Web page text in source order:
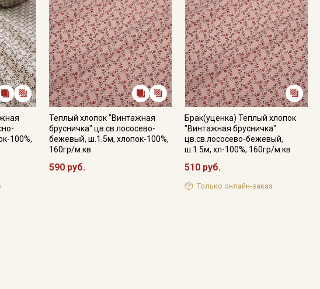
100%,
Теплый хлопок "Винтажная
брусничка" цв.св.лососево-
бежевый, ш.1.5м, хлопок-100%,
160гр/м.кв
590 руб.
Брак(уценка) Теплый хлопок
"Винтажная брусничка"
цв.св.лососево-бежевый,
ш.1.5м, хл-100%, 160гр/м.кв
510 руб.
Только онлайн-заказ
Купава
Мы публикуем здесь дополнительные
промокоды и скидки до 30% на узкие
категории тканей
Электронная почта
Политикой обработки персональных